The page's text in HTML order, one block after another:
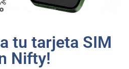
tu tarjeta SIM
Nifty!